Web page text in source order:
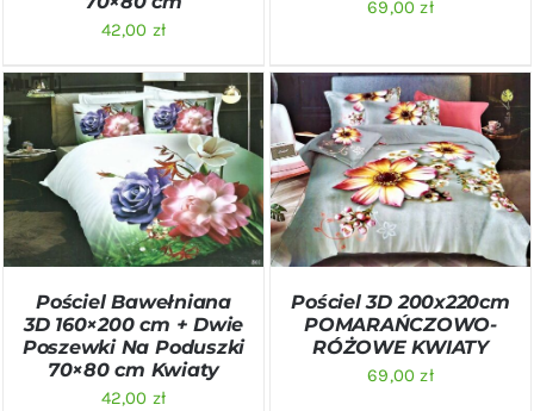
42,00 zł
69,00zł
DODAJ DO KOSZYKA
/
SZCZEGÓŁY
Pościel Bawełniana
3D 160×200 cm + Dwie
Poszewki Na Poduszki
70×80 cm Kwiaty
42,00 zł
DODAJ DO KOSZYKA
/
SZCZEGÓŁY
Pościel 3D 200x220cm
POMARAŃCZOWO-
RÓŻOWE KWIATY
69,00zł